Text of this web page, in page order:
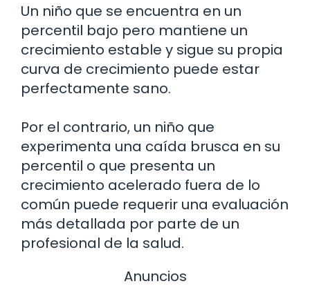
Un niño que se encuentra en un
percentil bajo pero mantiene un
crecimiento estable y sigue su propia
curva de crecimiento puede estar
perfectamente sano.
Por el contrario, un niño que
experimenta una caída brusca en su
percentil o que presenta un
crecimiento acelerado fuera de lo
común puede requerir una evaluación
más detallada por parte de un
profesional de la salud.
Anuncios